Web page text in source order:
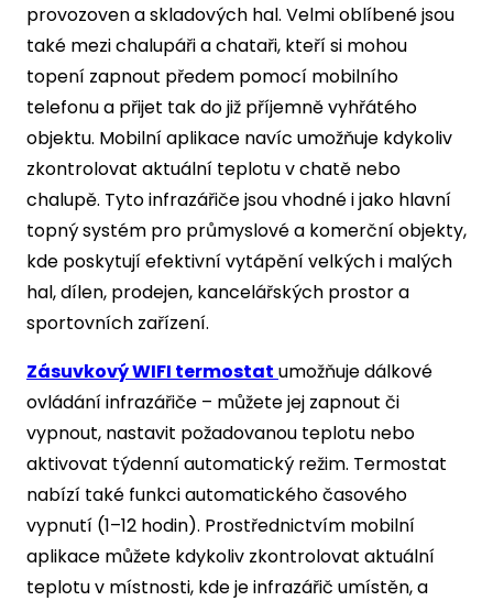
provozoven a skladových hal. Velmi oblíbené jsou
také mezi chalupáři a chataři, kteří si mohou
topení zapnout předem pomocí mobilního
telefonu a přijet tak do již příjemně vyhřátého
objektu. Mobilní aplikace navíc umožňuje kdykoliv
zkontrolovat aktuální teplotu v chatě nebo
chalupě. Tyto infrazářiče jsou vhodné i jako hlavní
topný systém pro průmyslové a komerční objekty,
kde poskytují efektivní vytápění velkých i malých
hal, dílen, prodejen, kancelářských prostor a
sportovních zařízení.
Zásuvkový WIFI termostat umožňuje dálkové
ovládání infrazářiče – můžete jej zapnout či
vypnout, nastavit požadovanou teplotu nebo
aktivovat týdenní automatický režim. Termostat
nabízí také funkci automatického časového
vypnutí (1–12 hodin). Prostřednictvím mobilní
aplikace můžete kdykoliv zkontrolovat aktuální
teplotu v místnosti, kde je infrazářič umístěn, a